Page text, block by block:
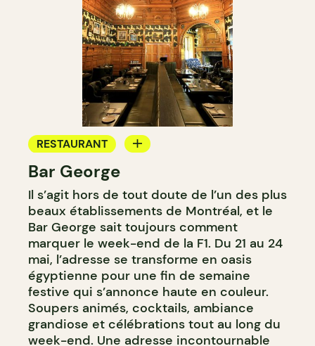
RESTAURANT
BAR
BAR À COCKTAIL
Bar George
Il s’agit hors de tout doute de l’un des plus
beaux établissements de Montréal, et le
Bar George sait toujours comment
marquer le week-end de la F1. Du 21 au 24
mai, l’adresse se transforme en oasis
égyptienne pour une fin de semaine
festive qui s’annonce haute en couleur.
Soupers animés, cocktails, ambiance
grandiose et célébrations tout au long du
week-end. Une adresse incontournable